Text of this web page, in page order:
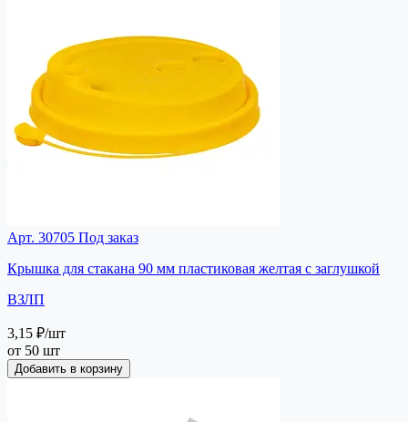
Арт. 30705 Под заказ
Крышка для стакана 90 мм пластиковая желтая с заглушкой
ВЗЛП
3,15 ₽/шт
от 50 шт
Добавить в корзину